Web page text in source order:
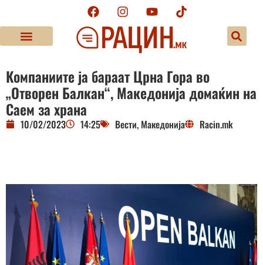
Компаниите ја бараат Црна Гора во
„Отворен Балкан“, Македонија домаќин на
Саем за храна
10/02/2023 14:25 Вести, Македонија Racin.mk